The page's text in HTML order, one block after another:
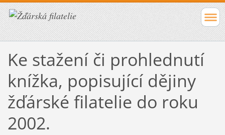
Ke stažení či prohlednutí
knížka, popisující dějiny
žďárské filatelie do roku
2002.